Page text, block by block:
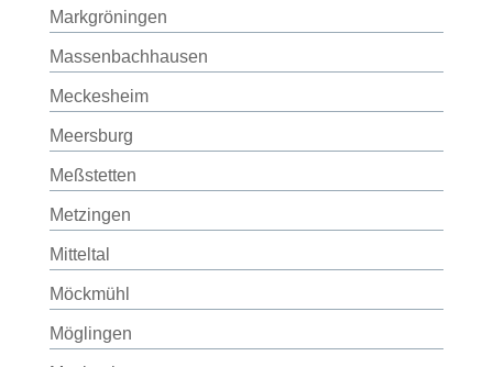
Markgröningen
Massenbachhausen
Meckesheim
Meersburg
Meßstetten
Metzingen
Mitteltal
Möckmühl
Möglingen